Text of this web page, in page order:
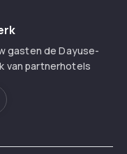
gasten de Dayuse-
van partnerhotels